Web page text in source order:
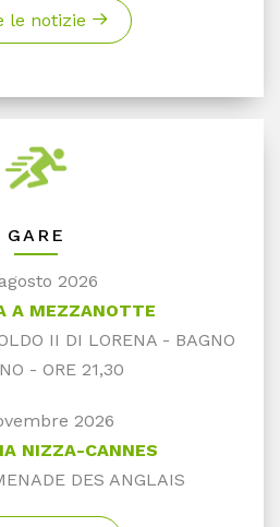
le notizie
GARE
2026
A MEZZANOTTE
II DI LORENA - BAGNO
- ORE 21,30
2026
NIZZA-CANNES
DES ANGLAIS